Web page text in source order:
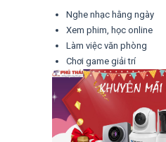
Nghe nhạc hằng ngày
Xem phim, học online
Làm việc văn phòng
Chơi game giải trí